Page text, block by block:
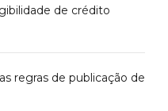
de crédito
regras de publicação de